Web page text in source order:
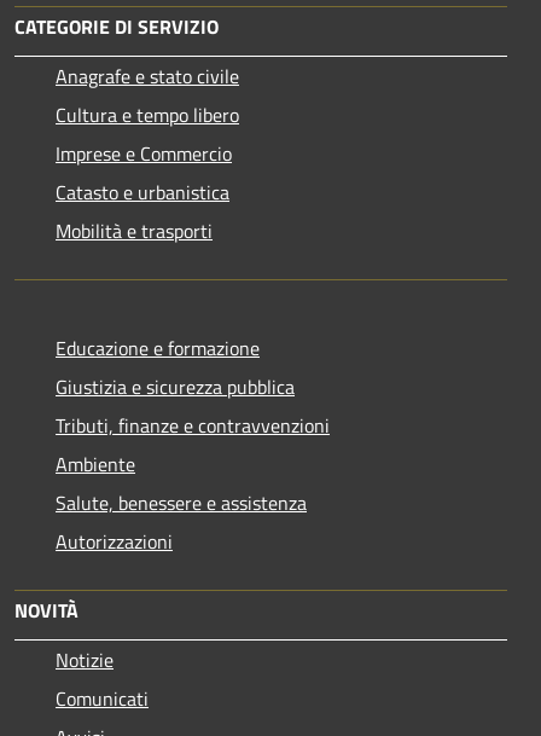
CATEGORIE DI SERVIZIO
Anagrafe e stato civile
Cultura e tempo libero
Imprese e Commercio
Catasto e urbanistica
Mobilità e trasporti
Educazione e formazione
Giustizia e sicurezza pubblica
Tributi, finanze e contravvenzioni
Ambiente
Salute, benessere e assistenza
Autorizzazioni
NOVITÀ
Notizie
Comunicati